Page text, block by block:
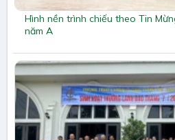
Hình nền trình chiếu theo Tin
năm A